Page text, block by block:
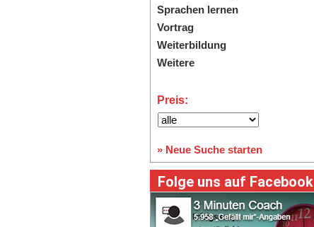
Sprachen lernen
Vortrag
Weiterbildung
Weitere
Preis:
» Neue Suche starten
Folge uns auf Facebook